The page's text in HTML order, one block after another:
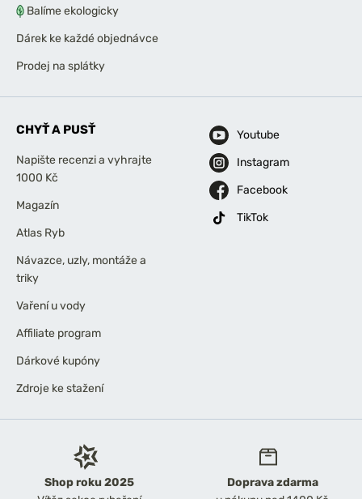
Shop roku 2025
Doprava zdarma
Balíme ekologicky
Dárek ke každé objednávce
Prodej na splátky
CHYŤ A PUSŤ
Napište recenzi a vyhrajte
1000 Kč
Magazín
Atlas Ryb
Návazce, uzly, montáže a
triky
Vaření u vody
Affiliate program
Dárkové kupóny
Zdroje ke stažení
Youtube
Instagram
Facebook
TikTok